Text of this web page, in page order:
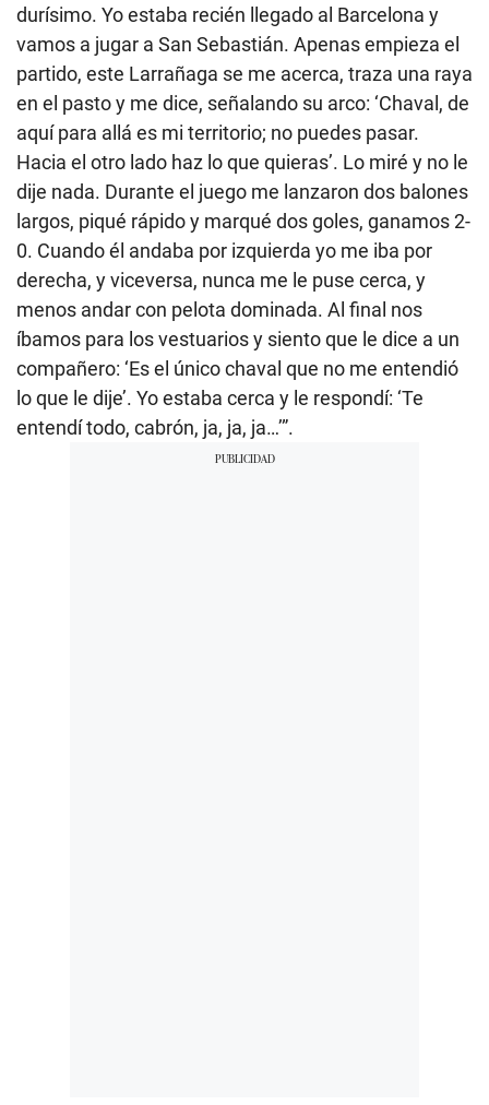
durísimo. Yo estaba recién llegado al Barcelona y
vamos a jugar a San Sebastián. Apenas empieza el
partido, este Larrañaga se me acerca, traza una raya
en el pasto y me dice, señalando su arco: ‘Chaval, de
aquí para allá es mi territorio; no puedes pasar.
Hacia el otro lado haz lo que quieras’. Lo miré y no le
dije nada. Durante el juego me lanzaron dos balones
largos, piqué rápido y marqué dos goles, ganamos 2-
0. Cuando él andaba por izquierda yo me iba por
derecha, y viceversa, nunca me le puse cerca, y
menos andar con pelota dominada. Al final nos
íbamos para los vestuarios y siento que le dice a un
compañero: ‘Es el único chaval que no me entendió
lo que le dije’. Yo estaba cerca y le respondí: ‘Te
entendí todo, cabrón, ja, ja, ja…’”.